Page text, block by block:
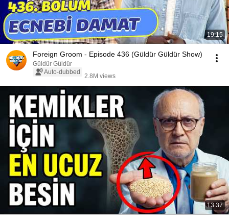
19:15
Foreign Groom - Episode 436 (Güldür Güldür Show)
Güldür Güldür
Auto-dubbed
2.8M views
13:37